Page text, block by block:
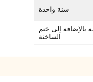
سنة واحدة
بالإضافة إلى ختم
الساخنة